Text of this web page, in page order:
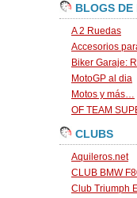
BLOGS DE
A 2 Ruedas
Accesorios
Biker Garaje:
MotoGP al dia
Motos y más…
OF TEAM
CLUBS
Aquileros.net
CLUB BMW
Club Triumph